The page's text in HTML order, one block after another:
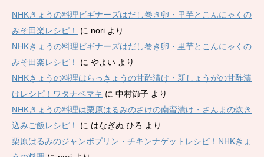
NHKきょうの料理ビギナーズはだし巻き卵・里芋とこんにゃくの
みそ田楽レシピ！
に nori より
NHKきょうの料理ビギナーズはだし巻き卵・里芋とこんにゃくの
みそ田楽レシピ！
に やよい より
NHKきょうの料理はらっきょうの甘酢漬け・新しょうがの甘酢漬
けレシピ！ワタナベマキ に 中村節子 より
NHKきょうの料理は栗原はるみのさけの南蛮漬け・さんまの炊き
込みご飯レシピ！
に はなぎぬ ひろ より
栗原はるみのジャンボプリン・チキンナゲットレシピ！NHKきょ